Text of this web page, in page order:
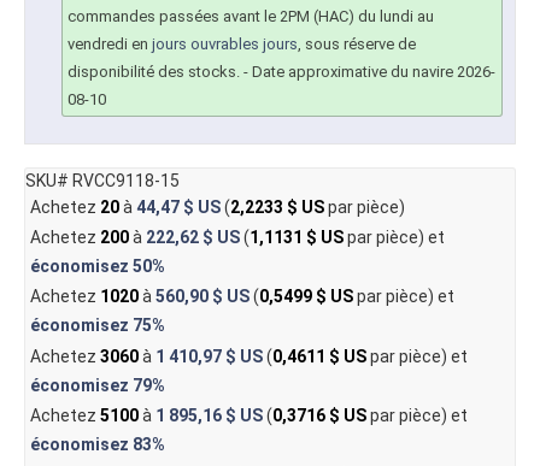
commandes passées avant le 2PM (HAC) du lundi au
vendredi en jours ouvrables jours, sous réserve de
disponibilité des stocks. - Date approximative du navire 2026-
08-10
SKU# RVCC9118-15
Achetez 20à 44,47 $ US(2,2233 $ USpar pièce)
Achetez 200à 222,62 $ US(1,1131 $ USpar pièce) et
économisez 50%
Achetez 1020à560,90 $ US(0,5499 $ USpar pièce) et
économisez 75%
Achetez 3060à 1 410,97 $ US(0,4611 $ USpar pièce) et
économisez 79%
Achetez 5100à 1 895,16 $ US(0,3716 $ USpar pièce) et
économisez 83%